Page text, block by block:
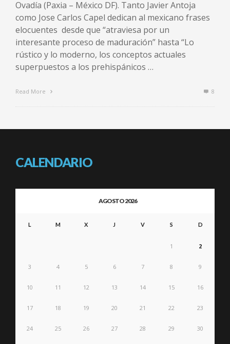
Ovadía (Paxia – México DF). Tanto Javier Antoja
como Jose Carlos Capel dedican al mexicano frases
elocuentes desde que “atraviesa por un
interesante proceso de maduración” hasta “Lo
rústico y lo moderno, los conceptos actuales
superpuestos a los prehispánicos …
Read More 8
CALENDARIO
AGOSTO 2026
L M X J V S D
1 2
3 4 5 6 7 8 9
10 11 12 13 14 15 16
17 18 19 20 21 22 23
24 25 26 27 28 29 30